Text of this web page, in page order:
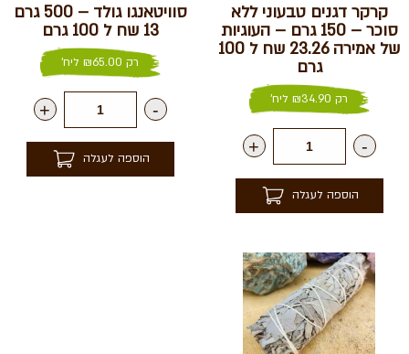
קרקר דגנים טבעוני ללא
סוכר – 150 גרם – העוגיות
של אמירה 23.26 שח ל 100
גרם
רק ₪34.90 ליח'
-
+
הוספה לעגלה
סוויטאנגו גולד – 500 גרם
13 שח ל 100 גרם
רק ₪65.00 ליח'
-
+
הוספה לעגלה